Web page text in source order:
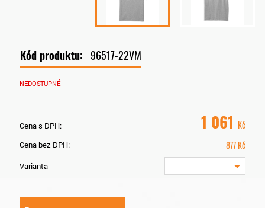
Kód produktu: 96517-22VM
NEDOSTUPNÉ
Cena s DPH: 1 061 Kč
Cena bez DPH: 877Kč
Varianta